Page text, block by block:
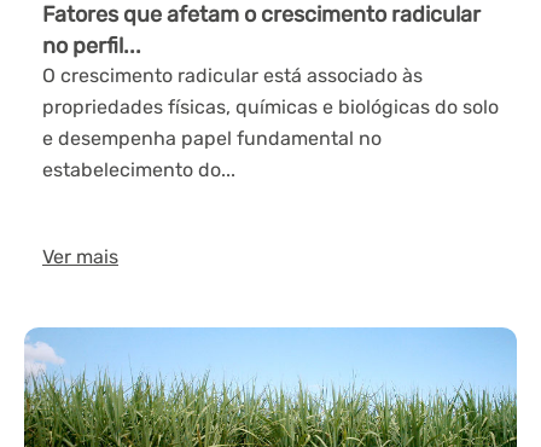
Fatores que afetam o crescimento radicular
no perfil...
O crescimento radicular está associado às
propriedades físicas, químicas e biológicas do solo
e desempenha papel fundamental no
estabelecimento do...
Ver mais